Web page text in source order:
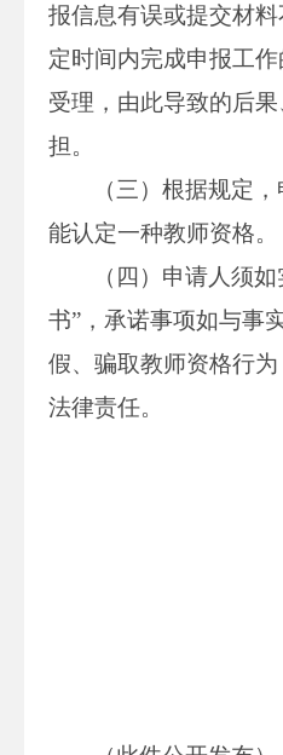
报信息有误或提交材
定时间内完成申报工
受理，由此导致的后
担。
（三）根据规定
能认定一种教师资格。
（四）申请人须
书”，承诺事项如与事
假、骗取教师资格行
法律责任。